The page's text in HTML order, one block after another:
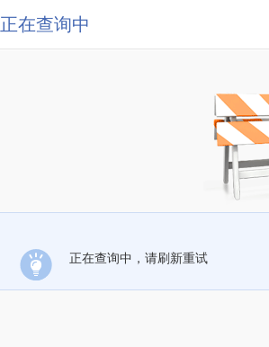
正在查询中
正在查询中，请刷新重试